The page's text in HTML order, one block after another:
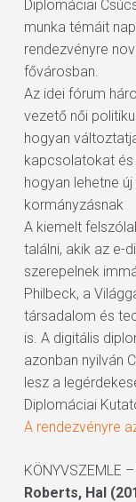
Diplomáciai
munka témáit
rendezvényre
fővárosban.
Az idei fórum
vezető női
hogyan
kapcsolatokat és
hogyan lehetne
kormányzásnak
A kiemelt
találni, akik az e-
szerepelnek
Philbeck, a
társadalom és
is. A digitális
azonban nyilván
lesz a
Diplomáciai
A rendezvényre
KÖNYVSZEMLE –
Roberts, Hal